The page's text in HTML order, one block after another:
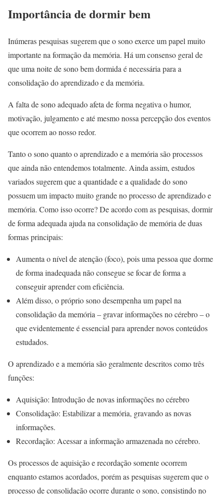
Importância de dormir bem
Inúmeras pesquisas sugerem que o sono exerce um papel muito
importante na formação da memória. Há um consenso geral de
que uma noite de sono bem dormida é necessária para a
consolidação do aprendizado e da memória.
A falta de sono adequado afeta de forma negativa o humor,
motivação, julgamento e até mesmo nossa percepção dos eventos
que ocorrem ao nosso redor.
Tanto o sono quanto o aprendizado e a memória são processos
que ainda não entendemos totalmente. Ainda assim, estudos
variados sugerem que a quantidade e a qualidade do sono
possuem um impacto muito grande no processo de aprendizado e
memória. Como isso ocorre? De acordo com as pesquisas, dormir
de forma adequada ajuda na consolidação de memória de duas
formas principais:
Aumenta o nível de atenção (foco), pois uma pessoa que dorme
de forma inadequada não consegue se focar de forma a
conseguir aprender com eficiência.
Além disso, o próprio sono desempenha um papel na
consolidação da memória – gravar informações no cérebro – o
que evidentemente é essencial para aprender novos conteúdos
estudados.
O aprendizado e a memória são geralmente descritos como três
funções:
Aquisição: Introdução de novas informações no cérebro
Consolidação: Estabilizar a memória, gravando as novas
informações.
Recordação: Acessar a informação armazenada no cérebro.
Os processos de aquisição e recordação somente ocorrem
enquanto estamos acordados, porém as pesquisas sugerem que o
processo de consolidação ocorre durante o sono, consistindo no